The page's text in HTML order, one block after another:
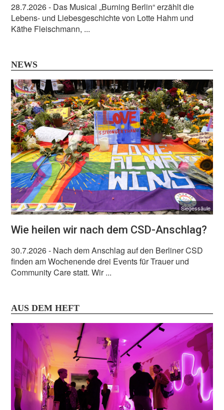
28.7.2026- Das Musical „Burning Berlin“ erzählt die
Lebens- und Liebesgeschichte von Lotte Hahm und
Käthe Fleischmann, ...
NEWS
Siegessäule
Wie heilen wir nach dem CSD-Anschlag?
30.7.2026- Nach dem Anschlag auf den Berliner CSD
finden am Wochenende drei Events für Trauer und
Community Care statt. Wir ...
AUS DEM HEFT